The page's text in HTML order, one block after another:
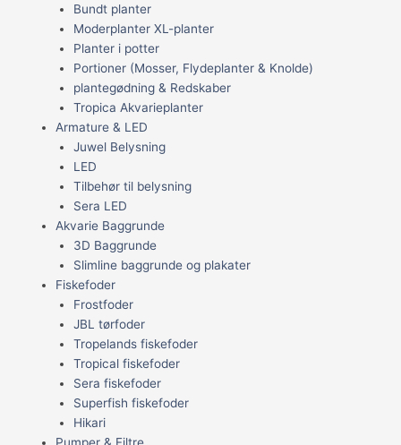
Bundt planter
Moderplanter XL-planter
Planter i potter
Portioner (Mosser, Flydeplanter & Knolde)
plantegødning & Redskaber
Tropica Akvarieplanter
Armature & LED
Juwel Belysning
LED
Tilbehør til belysning
Sera LED
Akvarie Baggrunde
3D Baggrunde
Slimline baggrunde og plakater
Fiskefoder
Frostfoder
JBL tørfoder
Tropelands fiskefoder
Tropical fiskefoder
Sera fiskefoder
Superfish fiskefoder
Hikari
Pumper & Filtre